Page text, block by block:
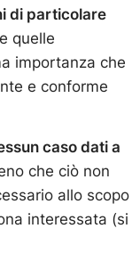
di particolare
quelle
importanza che
e conforme
caso dati a
che ciò non
allo scopo
interessata (si